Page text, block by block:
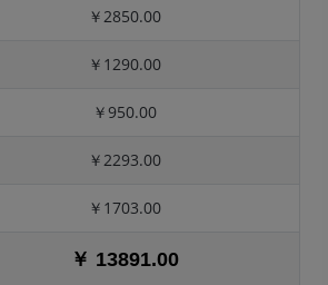
￥2850.00
￥1290.00
￥950.00
￥2293.00
￥1703.00
￥ 13891.00